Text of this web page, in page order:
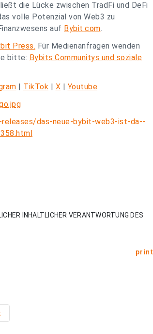
die Lücke zwischen TradFi und DeFi
volle Potenzial von Web3 zu
auf Bybit.com.
Press. Für Medienanfragen wenden
bitte: Bybits Communitys und soziale
| TikTok | X | Youtube
das-neue-bybit-web3-ist-da--
INHALTLICHER VERANTWORTUNG DES
print